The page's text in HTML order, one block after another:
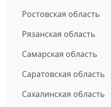
Ростовская область
Рязанская область
Самарская область
Саратовская область
Сахалинская область